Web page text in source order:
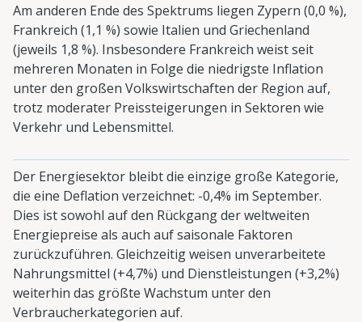
Am anderen Ende des Spektrums liegen Zypern (0,0 %),
Frankreich (1,1 %) sowie Italien und Griechenland
(jeweils 1,8 %). Insbesondere Frankreich weist seit
mehreren Monaten in Folge die niedrigste Inflation
unter den großen Volkswirtschaften der Region auf,
trotz moderater Preissteigerungen in Sektoren wie
Verkehr und Lebensmittel.
Der Energiesektor bleibt die einzige große Kategorie,
die eine Deflation verzeichnet: -0,4% im September.
Dies ist sowohl auf den Rückgang der weltweiten
Energiepreise als auch auf saisonale Faktoren
zurückzuführen. Gleichzeitig weisen unverarbeitete
Nahrungsmittel (+4,7%) und Dienstleistungen (+3,2%)
weiterhin das größte Wachstum unter den
Verbraucherkategorien auf.